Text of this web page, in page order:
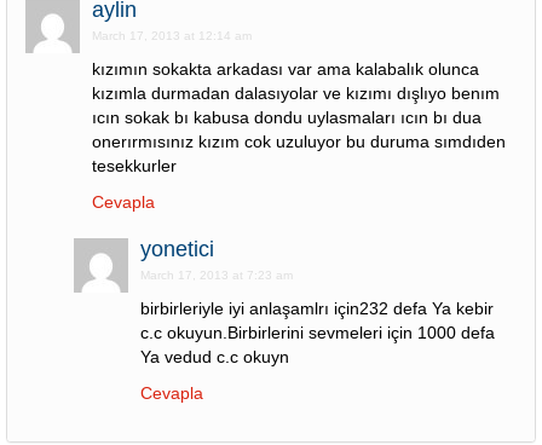
aylin
March 17, 2013 at 12:14 am
kızımın sokakta arkadası var ama kalabalık olunca
kızımla durmadan dalasıyolar ve kızımı dışlıyo benım
ıcın sokak bı kabusa dondu uylasmaları ıcın bı dua
onerırmısınız kızım cok uzuluyor bu duruma sımdıden
tesekkurler
Cevapla
yonetici
March 17, 2013 at 7:23 am
birbirleriyle iyi anlaşamlrı için232 defa Ya kebir
c.c okuyun.Birbirlerini sevmeleri için 1000 defa
Ya vedud c.c okuyn
Cevapla